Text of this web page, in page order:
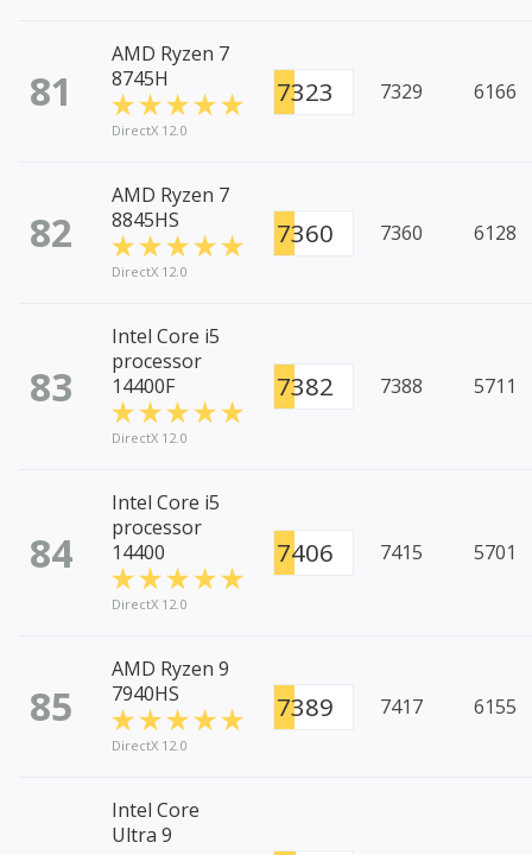
81
AMD Ryzen 7
8745H
DirectX 12.0
7323 7329 6166
82
AMD Ryzen 7
8845HS
DirectX 12.0
7360 7360 6128
83
Intel Core i5
processor
14400F
DirectX 12.0
7382 7388 5711
84
Intel Core i5
processor
14400
DirectX 12.0
7406 7415 5701
85
AMD Ryzen 9
7940HS
DirectX 12.0
7389 7417 6155
Intel Core
Ultra 9